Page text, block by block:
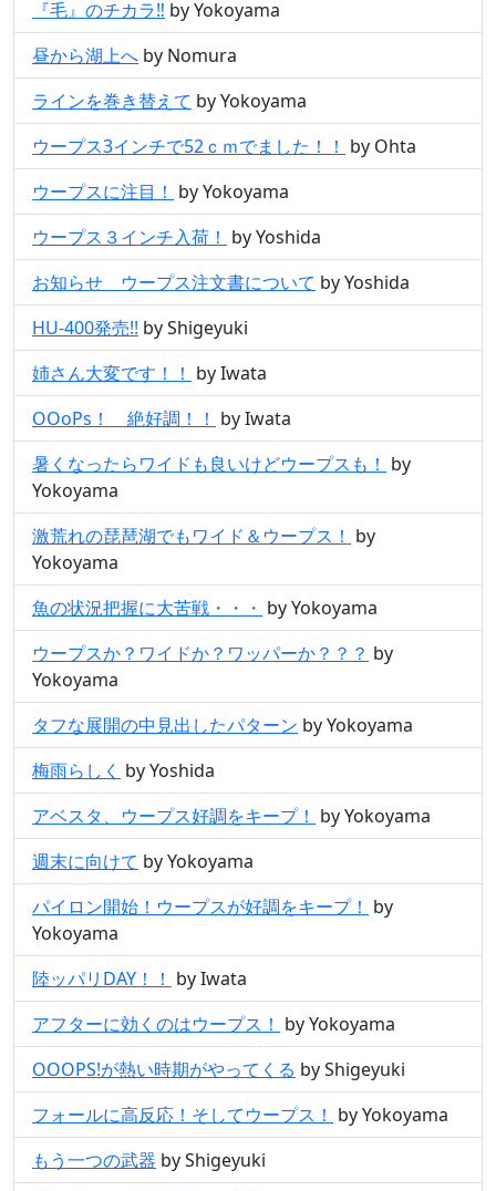
『毛』のチカラ‼︎ by Yokoyama
昼から湖上へ by Nomura
ラインを巻き替えて by Yokoyama
ウープス3インチで52ｃｍでました！！ by Ohta
ウープスに注目！ by Yokoyama
ウープス３インチ入荷！ by Yoshida
お知らせ ウープス注文書について by Yoshida
HU-400発売!! by Shigeyuki
姉さん大変です！！ by Iwata
OOoPs！ 絶好調！！ by Iwata
暑くなったらワイドも良いけどウープスも！ by
Yokoyama
激荒れの琵琶湖でもワイド＆ウープス！ by
Yokoyama
魚の状況把握に大苦戦・・・ by Yokoyama
ウープスか？ワイドか？ワッパーか？？？ by
Yokoyama
タフな展開の中見出したパターン by Yokoyama
梅雨らしく by Yoshida
アベスタ、ウープス好調をキープ！ by Yokoyama
週末に向けて by Yokoyama
パイロン開始！ウープスが好調をキープ！ by
Yokoyama
陸ッパリDAY！！ by Iwata
アフターに効くのはウープス！ by Yokoyama
OOOPS!が熱い時期がやってくる by Shigeyuki
フォールに高反応！そしてウープス！ by Yokoyama
もう一つの武器 by Shigeyuki